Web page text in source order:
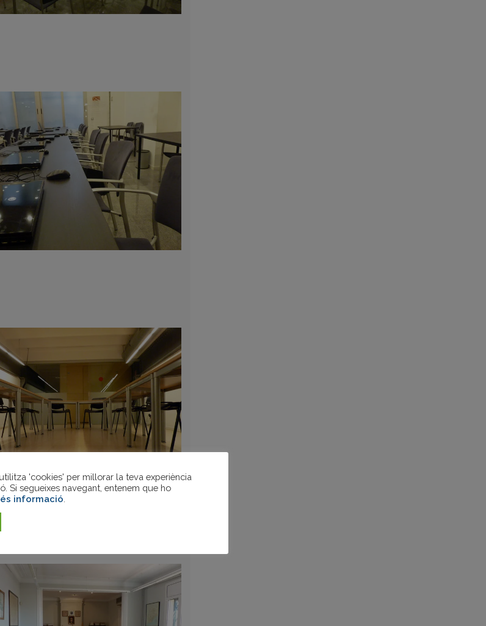
'cookies' per millorar la teva experiència
Si segueixes navegant, entenem que ho
informació